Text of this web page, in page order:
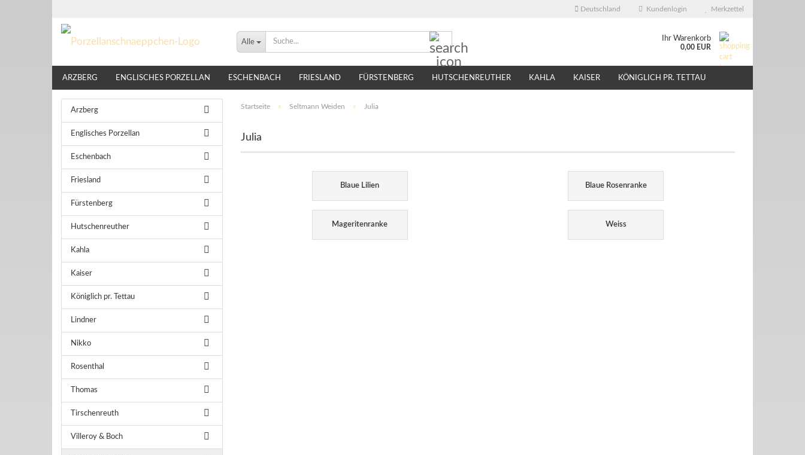
Deutschland Kundenlogin Merkzettel
Alle Ihr Warenkorb
0,00 EUR
ARZBERG ENGLISCHES PORZELLAN ESCHENBACH FRIESLAND FÜRSTENBERG HUTSCHENREUTHER KAHLA KAISER KÖNIGLICH PR. TETTAU
LINDNER NIKKO ROSENTHAL THOMAS TIRSCHENREUTH VILLEROY & BOCH
Startseite » Seltmann Weiden » Julia
Julia
Blaue Lilien Blaue Rosenranke
Mageritenranke Weiss
Arzberg
Englisches Porzellan
Eschenbach
Friesland
Fürstenberg
Hutschenreuther
Kahla
Kaiser
Königlich pr. Tettau
Lindner
Nikko
Rosenthal
Thomas
Tirschenreuth
Villeroy & Boch